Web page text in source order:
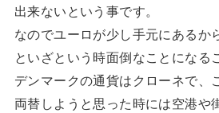
出来ないという事です。
なのでユーロが少し手元にあるか
といざという時面倒なことになる
デンマークの通貨はクローネで、
両替しようと思った時には空港や